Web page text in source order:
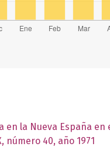
en la Nueva España en
número 40, año 1971